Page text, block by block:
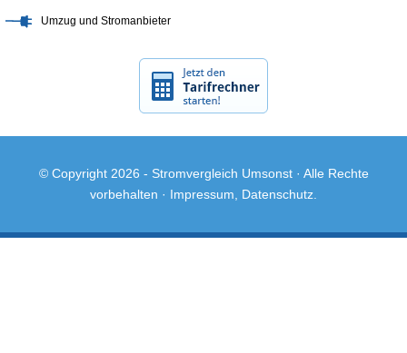
Umzug und Stromanbieter
© Copyright 2026 - Stromvergleich Umsonst· Alle Rechte
vorbehalten · Impressum Datenschutz